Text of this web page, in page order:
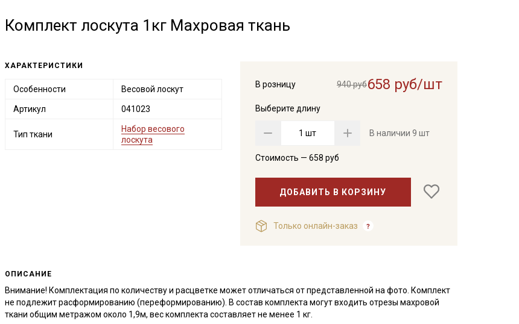
Комплект лоскута 1кг Махровая ткань
В розницу 940 руб658 руб/шт
Выберите длину
шт В наличии 9 шт
Стоимость — 658 руб
ДОБАВИТЬ В КОРЗИНУ
Только онлайн-заказ
ХАРАКТЕРИСТИКИ
Особенности Весовой лоскут
Артикул 041023
Тип ткани
Набор весового
лоскута
ОПИСАНИЕ
Внимание! Комплектация по количеству и расцветке может отличаться от представленной на фото. Комплект
не подлежит расформированию (переформированию). В состав комплекта могут входить отрезы махровой
ткани общим метражом около 1,9м, вес комплекта составляет не менее 1 кг.